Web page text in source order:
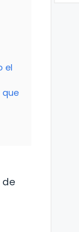
el
que